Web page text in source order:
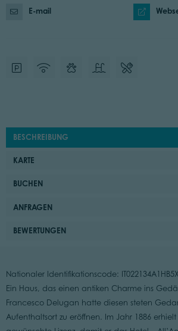
E-mail
BESCHREIBUNG
KARTE
BUCHEN
ANFRAGEN
BEWERTUNGEN
Nationaler Identifikationscode:
Ein Haus, das einen antiken Charme ins
Francesco Delugan hatte diesen steten
Aufenthaltsort zu eröffnen. Im Jahr 1886